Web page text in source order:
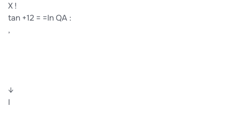
X !
tan +12 = =In QA :
,
↓
I